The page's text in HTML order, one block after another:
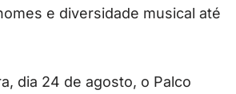
e diversidade musical até
dia 24 de agosto, o Palco